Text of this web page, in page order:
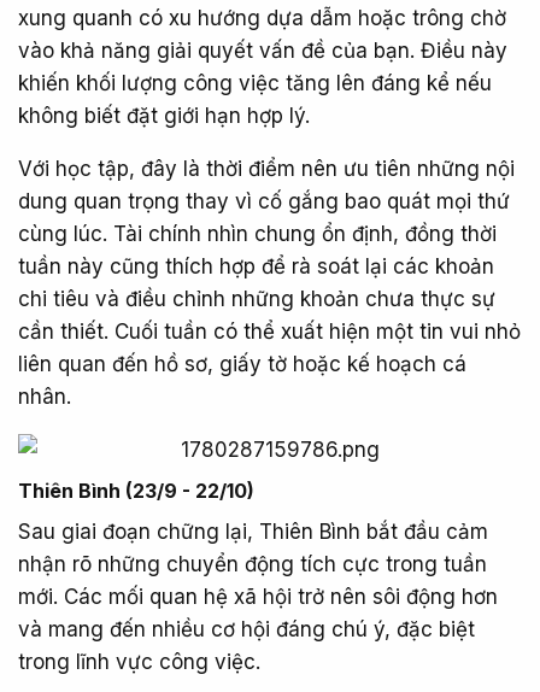
xung quanh có xu hướng dựa dẫm hoặc trông chờ
vào khả năng giải quyết vấn đề của bạn. Điều này
khiến khối lượng công việc tăng lên đáng kể nếu
không biết đặt giới hạn hợp lý.
Với học tập, đây là thời điểm nên ưu tiên những nội
dung quan trọng thay vì cố gắng bao quát mọi thứ
cùng lúc. Tài chính nhìn chung ổn định, đồng thời
tuần này cũng thích hợp để rà soát lại các khoản
chi tiêu và điều chỉnh những khoản chưa thực sự
cần thiết. Cuối tuần có thể xuất hiện một tin vui nhỏ
liên quan đến hồ sơ, giấy tờ hoặc kế hoạch cá
nhân.
Thiên Bình (23/9 - 22/10)​
Sau giai đoạn chững lại, Thiên Bình bắt đầu cảm
nhận rõ những chuyển động tích cực trong tuần
mới. Các mối quan hệ xã hội trở nên sôi động hơn
và mang đến nhiều cơ hội đáng chú ý, đặc biệt
trong lĩnh vực công việc.